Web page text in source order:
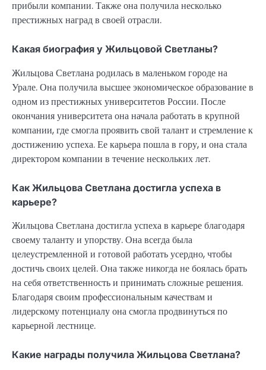
прибыли компании. Также она получила несколько
престижных наград в своей отрасли.
Какая биография у Жильцовой Светланы?
Жильцова Светлана родилась в маленьком городе на
Урале. Она получила высшее экономическое образование в
одном из престижных университетов России. После
окончания университета она начала работать в крупной
компании, где смогла проявить свой талант и стремление к
достижению успеха. Ее карьера пошла в гору, и она стала
директором компании в течение нескольких лет.
Как Жильцова Светлана достигла успеха в
карьере?
Жильцова Светлана достигла успеха в карьере благодаря
своему таланту и упорству. Она всегда была
целеустремленной и готовой работать усердно, чтобы
достичь своих целей. Она также никогда не боялась брать
на себя ответственность и принимать сложные решения.
Благодаря своим профессиональным качествам и
лидерскому потенциалу она смогла продвинуться по
карьерной лестнице.
Какие награды получила Жильцова Светлана?